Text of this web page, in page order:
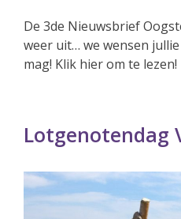
De 3de Nieuwsbrief
weer uit… we wensen
mag! Klik hier om te lezen!
Lotgenotendag